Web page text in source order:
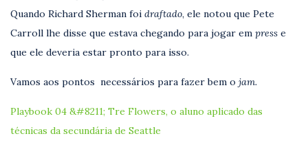
Quando Richard Sherman foi draftado, ele notou que Pete
Carroll lhe disse que estava chegando para jogar em press e
que ele deveria estar pronto para isso.
Vamos aos pontos necessários para fazer bem o jam.
Playbook 04 &#8211; Tre Flowers, o aluno aplicado das
técnicas da secundária de Seattle